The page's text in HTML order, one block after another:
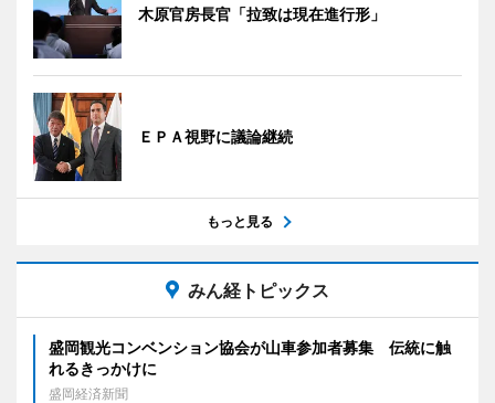
木原官房長官「拉致は現在進行形」
ＥＰＡ視野に議論継続
もっと見る
みん経トピックス
盛岡観光コンベンション協会が山車参加者募集 伝統に触
れるきっかけに
盛岡経済新聞